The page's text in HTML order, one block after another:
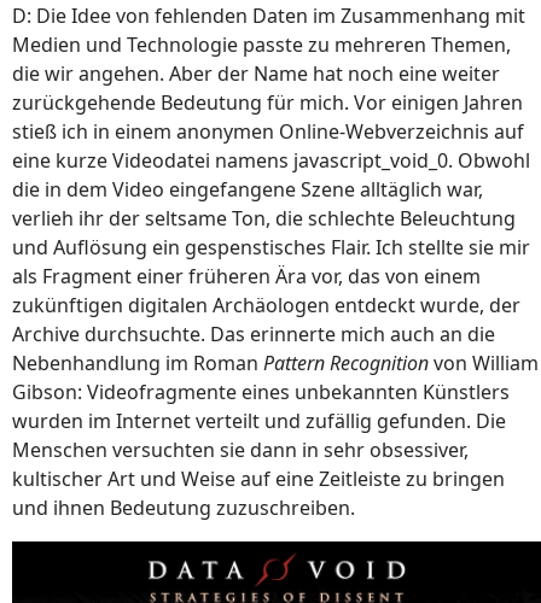
D: Die Idee von fehlenden Daten im Zusammenhang mit
Medien und Technologie passte zu mehreren Themen,
die wir angehen. Aber der Name hat noch eine weiter
zurückgehende Bedeutung für mich. Vor einigen Jahren
stieß ich in einem anonymen Online-Webverzeichnis auf
eine kurze Videodatei namens javascript_void_0. Obwohl
die in dem Video eingefangene Szene alltäglich war,
verlieh ihr der seltsame Ton, die schlechte Beleuchtung
und Auflösung ein gespenstisches Flair. Ich stellte sie mir
als Fragment einer früheren Ära vor, das von einem
zukünftigen digitalen Archäologen entdeckt wurde, der
Archive durchsuchte. Das erinnerte mich auch an die
Nebenhandlung im Roman Pattern Recognitionvon William
Gibson: Videofragmente eines unbekannten Künstlers
wurden im Internet verteilt und zufällig gefunden. Die
Menschen versuchten sie dann in sehr obsessiver,
kultischer Art und Weise auf eine Zeitleiste zu bringen
und ihnen Bedeutung zuzuschreiben.